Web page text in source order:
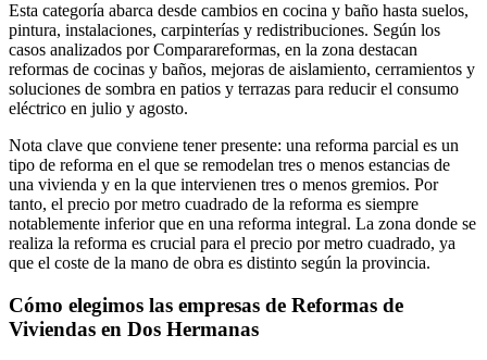
Esta categoría abarca desde cambios en cocina y baño hasta suelos,
pintura, instalaciones, carpinterías y redistribuciones. Según los
casos analizados por Comparareformas, en la zona destacan
reformas de cocinas y baños, mejoras de aislamiento, cerramientos y
soluciones de sombra en patios y terrazas para reducir el consumo
eléctrico en julio y agosto.
Nota clave que conviene tener presente: una reforma parcial es un
tipo de reforma en el que se remodelan tres o menos estancias de
una vivienda y en la que intervienen tres o menos gremios. Por
tanto, el precio por metro cuadrado de la reforma es siempre
notablemente inferior que en una reforma integral. La zona donde se
realiza la reforma es crucial para el precio por metro cuadrado, ya
que el coste de la mano de obra es distinto según la provincia.
Cómo elegimos las empresas de Reformas de
Viviendas en Dos Hermanas